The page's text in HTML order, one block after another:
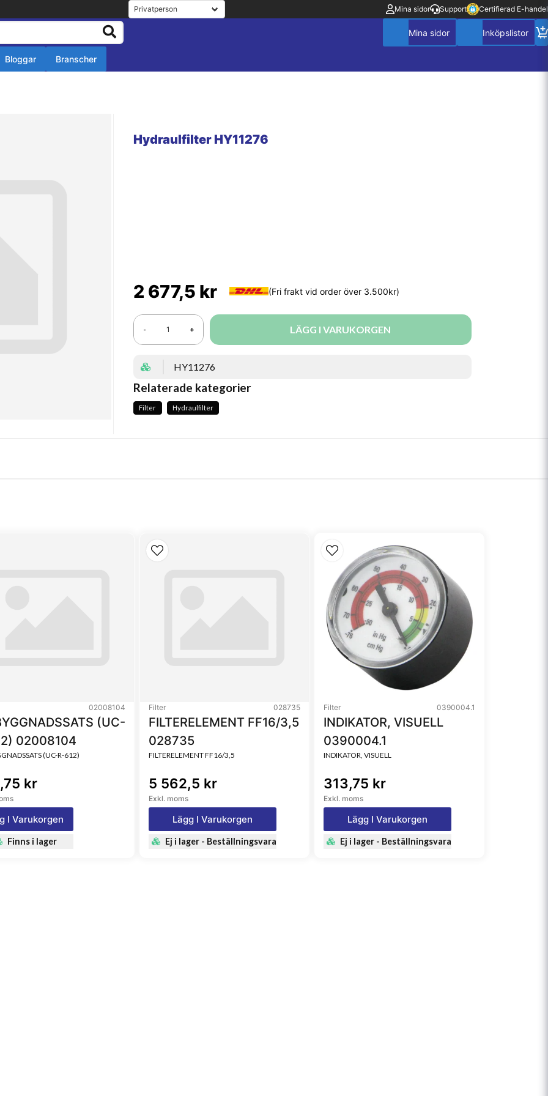
Mina sidor Support Certifierad E-handel
Bloggar Branscher
Hydraulfilter HY11276
2 677,5 kr
- + LÄGG I VARUKORGEN
HY11276
Relaterade kategorier
Filter Hydraulfilter
02008104
(UC-
02008104
(UC-R-612)
kr
I Varukorgen
Finns i lager
Filter 028735
FILTERELEMENT FF16/3,5
028735
FILTERELEMENT FF16/3,5
5 562,5 kr
Exkl. moms
Lägg I Varukorgen
Ej i lager - Beställningsvara
Filter 0390004.1
INDIKATOR, VISUELL
0390004.1
INDIKATOR, VISUELL
313,75 kr
Exkl. moms
Lägg I Varukorgen
Ej i lager - Beställningsvara